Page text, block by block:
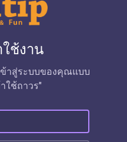
ใช้งาน
ข้าสู่ระบบของคุณแบบ
ใช้ถาวร"